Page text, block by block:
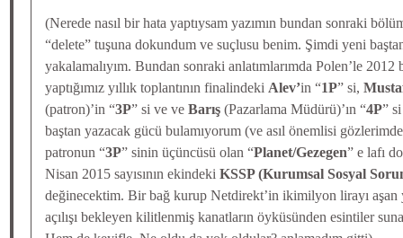
(Nerede nasıl bir hata yaptıysam yazımın bundan sonraki
“delete” tuşuna dokundum ve suçlusu benim. Şimdi yeni
yakalamalıyım. Bundan sonraki anlatımlarımda Polen’le 2012
yaptığımız yıllık toplantının finalindeki Alev’in “1P” si,
(patron)’in “3P” si ve ve Barış (Pazarlama Müdürü)’ın “4P”
baştan yazacak gücü bulamıyorum (ve asıl önemlisi
patronun “3P” sinin üçüncüsü olan “Planet/Gezegen” e lafı
Nisan 2015 sayısının ekindeki KSSP (Kurumsal Sosyal
değinecektim. Bir bağ kurup Netdirekt’in ikimilyon lirayı aşan
açılışı bekleyen kilitlenmiş kanatların öyküsünden esintiler